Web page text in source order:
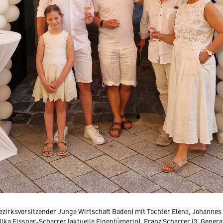
Junge Wirtschaft Baden) mit Tochter Elena,